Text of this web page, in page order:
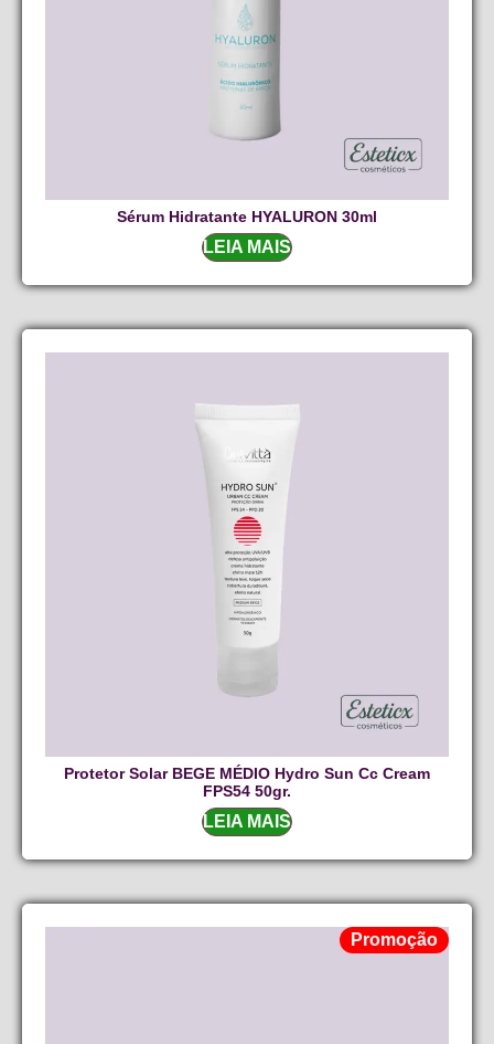
Sérum Hidratante HYALURON 30ml
LEIA MAIS
Protetor Solar BEGE MÉDIO Hydro Sun Cc Cream
FPS54 50gr.
LEIA MAIS
Promoção